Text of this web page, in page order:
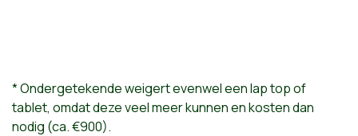
* Ondergetekende weigert evenwel een lap top of
tablet, omdat deze veel meer kunnen en kosten dan
nodig (ca. €900).